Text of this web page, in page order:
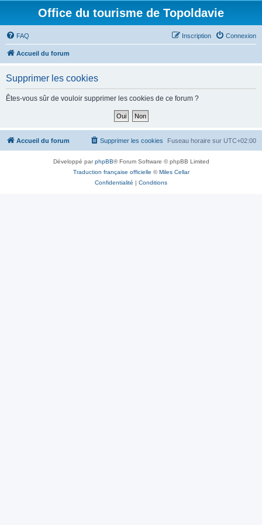
Office du tourisme de Topoldavie
FAQ Connexion
Inscription
Accueil du forum
Supprimer les cookies
Êtes-vous sûr de vouloir supprimer les cookies de ce forum ?
Accueil du forum Fuseau horaire sur UTC+02:00
Supprimer les cookies
Développé parphpBB® Forum Software © phpBB Limited
Traduction française officielle ©Miles Cellar
Confidentialité | Conditions